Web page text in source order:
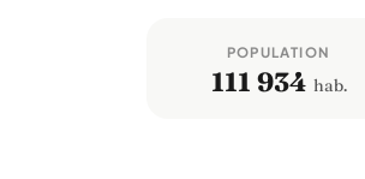
POPULATION
111 934 hab.